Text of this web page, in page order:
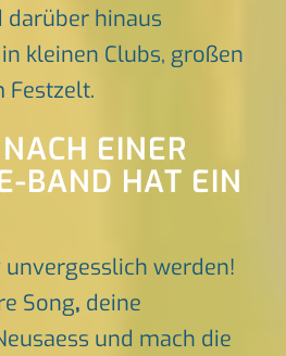
darüber hinaus
kleinen Clubs, großen
Festzelt.
EINER
BAND HAT EIN
unvergesslich werden!
Song, deine
und mach die